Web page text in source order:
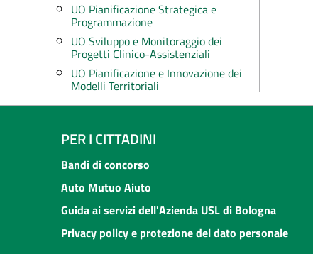
UO Pianificazione Strategica e
Programmazione
UO Sviluppo e Monitoraggio dei
Progetti Clinico-Assistenziali
UO Pianificazione e Innovazione dei
Modelli Territoriali
PER I CITTADINI
Bandi di concorso
Auto Mutuo Aiuto
Guida ai servizi dell'Azienda USL di Bologna
Privacy policy e protezione del dato personale